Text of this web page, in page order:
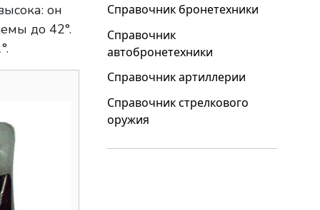
он
до 42°.
Справочник бронетехники
Справочник
автобронетехники
Справочник артиллерии
Справочник стрелкового
оружия